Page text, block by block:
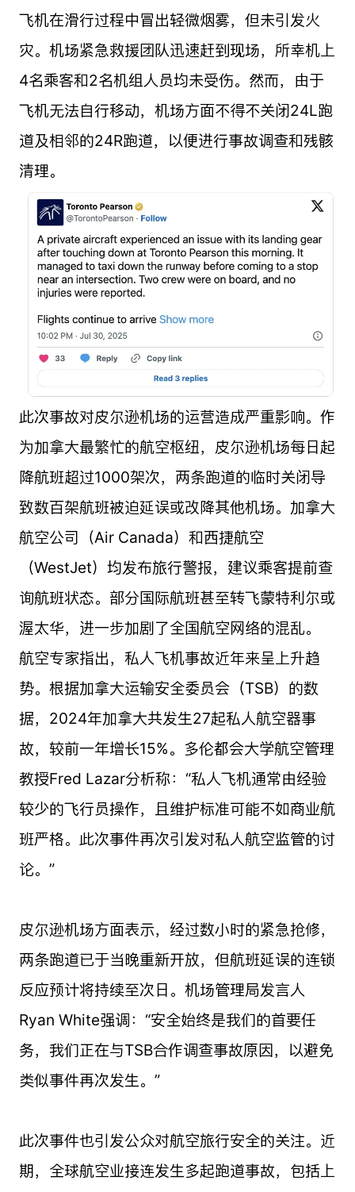
飞机在滑行过程中冒出轻微烟雾，但未引发火
灾。机场紧急救援团队迅速赶到现场，所幸机上
4名乘客和2名机组人员均未受伤。然而，由于
飞机无法自行移动，机场方面不得不关闭24L跑
道及相邻的24R跑道，以便进行事故调查和残骸
清理。
此次事故对皮尔逊机场的运营造成严重影响。作
为加拿大最繁忙的航空枢纽，皮尔逊机场每日起
降航班超过1000架次，两条跑道的临时关闭导
致数百架航班被迫延误或改降其他机场。加拿大
航空公司（Air Canada）和西捷航空
（WestJet）均发布旅行警报，建议乘客提前查
询航班状态。部分国际航班甚至转飞蒙特利尔或
渥太华，进一步加剧了全国航空网络的混乱。
航空专家指出，私人飞机事故近年来呈上升趋
势。根据加拿大运输安全委员会（TSB）的数
据，2024年加拿大共发生27起私人航空器事
故，较前一年增长15%。多伦都会大学航空管理
教授Fred Lazar分析称：“私人飞机通常由经验
较少的飞行员操作，且维护标准可能不如商业航
班严格。此次事件再次引发对私人航空监管的讨
论。”
皮尔逊机场方面表示，经过数小时的紧急抢修，
两条跑道已于当晚重新开放，但航班延误的连锁
反应预计将持续至次日。机场管理局发言人
Ryan White强调：“安全始终是我们的首要任
务，我们正在与TSB合作调查事故原因，以避免
类似事件再次发生。”
此次事件也引发公众对航空旅行安全的关注。近
期，全球航空业接连发生多起跑道事故，包括上